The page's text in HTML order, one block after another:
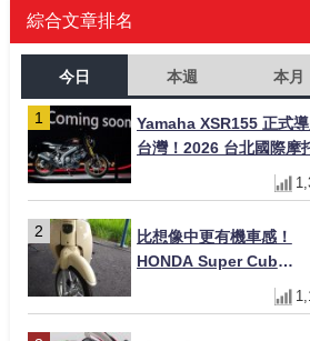
綜合文章排名
今日 本週 本月
Yamaha XSR155 正式導
台灣！2026 台北國際摩
展亮相，70 週年紀念版
YZF-R 系列限量追加販
比想像中更有機車感！
HONDA Super Cub
110【Webike愛車精選】